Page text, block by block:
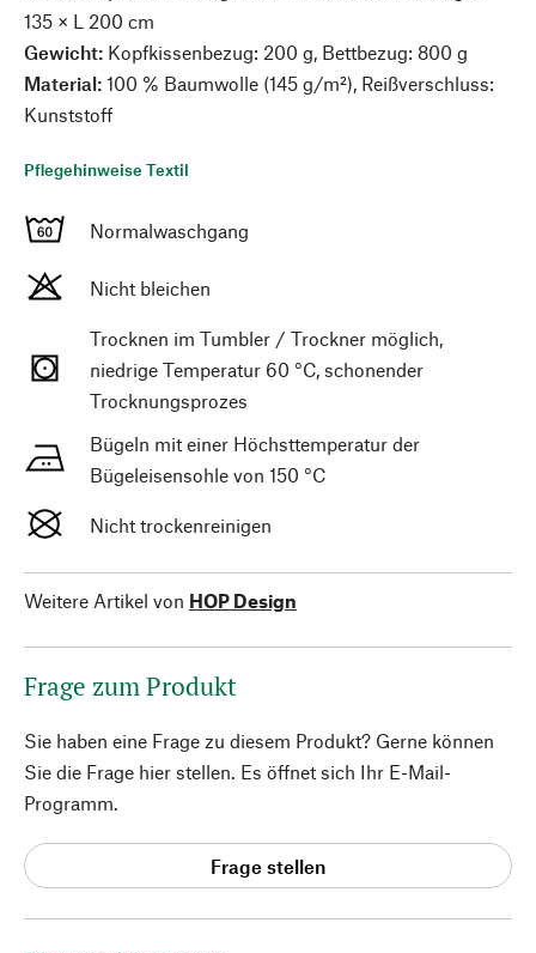
135 × L 200 cm
Gewicht: Kopfkissenbezug: 200 g, Bettbezug: 800 g
Material: 100 % Baumwolle (145 g/m²), Reißverschluss:
Kunststoff
Pflegehinweise Textil
Normalwaschgang
Nicht bleichen
Trocknen im Tumbler / Trockner möglich,
niedrige Temperatur 60 °C, schonender
Trocknungsprozes
Bügeln mit einer Höchsttemperatur der
Bügeleisensohle von 150 °C
Nicht trockenreinigen
Weitere Artikel von HOP Design
Frage zum Produkt
Sie haben eine Frage zu diesem Produkt? Gerne können
Sie die Frage hier stellen. Es öffnet sich Ihr E-Mail-
Programm.
Frage stellen